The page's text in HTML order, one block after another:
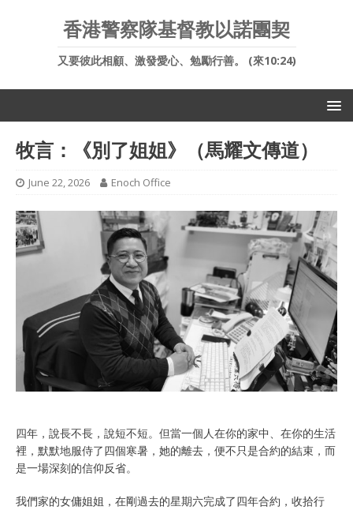
香港警察隊基督教以諾團契
又要彼此相顧、激發愛心、勉勵行善。 (來10:24)
牧言：《別了姐姐》（馬耀文傳道）
June 22, 2026 Enoch Office
四年，說長不長，說短不短。但當一個人在你的家中、在你的生活
裡，默默地服侍了四個寒暑，她的離去，便不只是合約的結束，而
是一場深刻的信仰反省。
我們家的女傭姐姐，在剛過去的星期六完成了四年合約，收拾行